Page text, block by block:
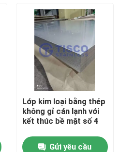
Lớp kim loại bằng thép
không gỉ cán lạnh với
kết thúc bề mặt số 4
Gửi yêu cầu